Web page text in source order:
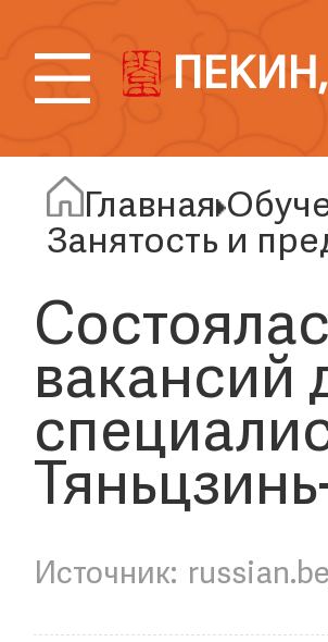
Главная
Занятость и
вакансий